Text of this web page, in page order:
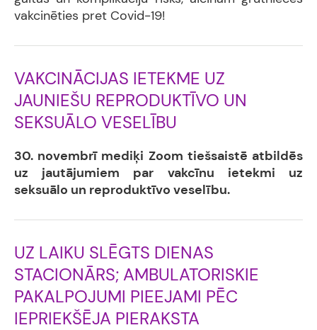
vakcinēties pret Covid-19!
VAKCINĀCIJAS IETEKME UZ
JAUNIEŠU REPRODUKTĪVO UN
SEKSUĀLO VESELĪBU
30. novembrī mediķi Zoom tiešsaistē atbildēs
uz jautājumiem par vakcīnu ietekmi uz
seksuālo un reproduktīvo veselību.
UZ LAIKU SLĒGTS DIENAS
STACIONĀRS; AMBULATORISKIE
PAKALPOJUMI PIEEJAMI PĒC
IEPRIEKŠĒJA PIERAKSTA